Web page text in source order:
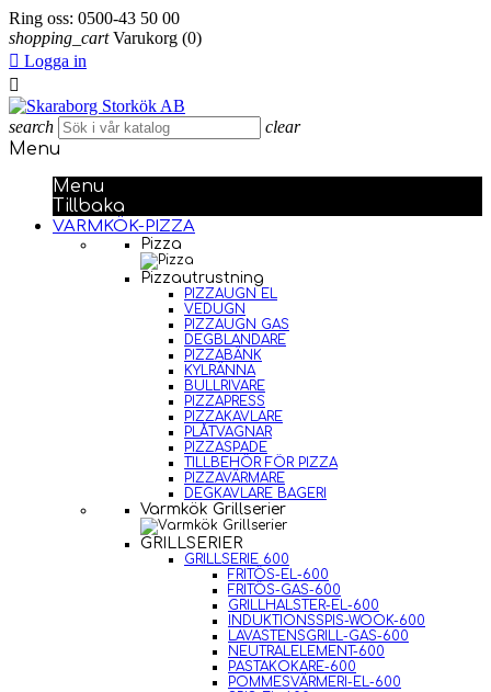
Ring oss: 0500-43 50 00
shopping_cart Varukorg (0)
 Logga in

search clear
Menu
Menu
Tillbaka
VARMKÖK-PIZZA
Pizza
Pizzautrustning
PIZZAUGN EL
VEDUGN
PIZZAUGN GAS
DEGBLANDARE
PIZZABÄNK
KYLRÄNNA
BULLRIVARE
PIZZAPRESS
PIZZAKAVLARE
PLÅTVAGNAR
PIZZASPADE
TILLBEHÖR FÖR PIZZA
PIZZAVÄRMARE
DEGKAVLARE BAGERI
Varmkök Grillserier
GRILLSERIER
GRILLSERIE 600
FRITÖS-EL-600
FRITÖS-GAS-600
GRILLHALSTER-EL-600
INDUKTIONSSPIS-WOOK-600
LAVASTENSGRILL-GAS-600
NEUTRALELEMENT-600
PASTAKOKARE-600
POMMESVÄRMERI-EL-600